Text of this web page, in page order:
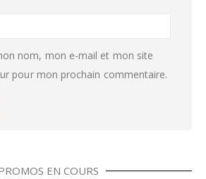
nom, mon e-mail et mon site
pour mon prochain commentaire.
EN COURS